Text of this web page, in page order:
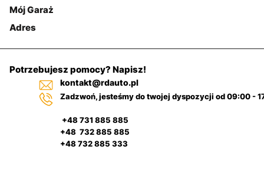
Mój Garaż
Adres
Potrzebujesz pomocy? Napisz!
kontakt@rdauto.pl
Zadzwoń, jesteśmy do twojej dyspozycji od 09:00 -
+48 731 885 885
+48 732 885 885
+48 732 885 333